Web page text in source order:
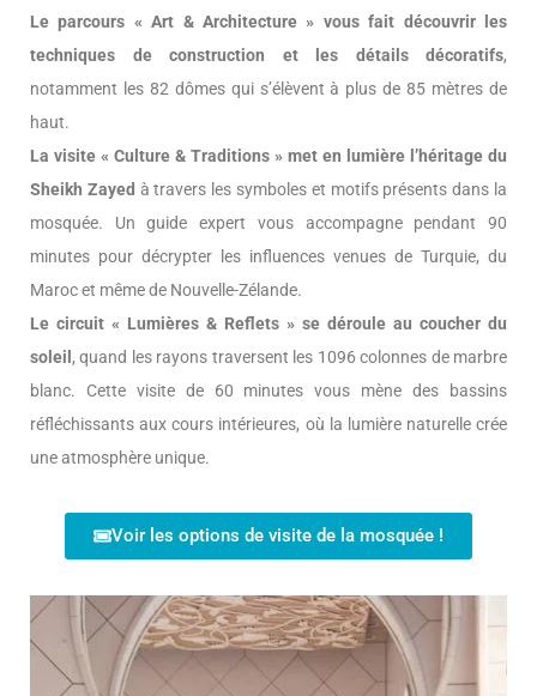
Le parcours « Art & Architecture » vous fait découvrir les
techniques de construction et les détails décoratifs,
notamment les 82 dômes qui s’élèvent à plus de 85 mètres de
haut.
La visite « Culture & Traditions » met en lumière l’héritage du
Sheikh Zayed à travers les symboles et motifs présents dans la
mosquée. Un guide expert vous accompagne pendant 90
minutes pour décrypter les influences venues de Turquie, du
Maroc et même de Nouvelle-Zélande.
Le circuit « Lumières & Reflets » se déroule au coucher du
soleil , quand les rayons traversent les 1096 colonnes de marbre
blanc. Cette visite de 60 minutes vous mène des bassins
réfléchissants aux cours intérieures, où la lumière naturelle crée
une atmosphère unique.
Voir les options de visite de la mosquée !